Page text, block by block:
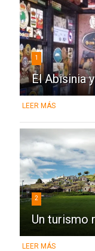
1
El Abisinia
LEER MÁS
2
Un turismo
LEER MÁS